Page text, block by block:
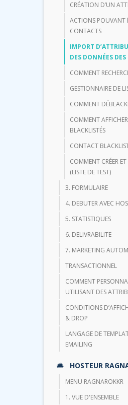
CRÉATION D’UN
ACTIONS POUVANT
CONTACTS
IMPORT
DES DONNÉES
COMMENT
GESTIONNAIRE DE
COMMENT
COMMENT
BLACKLISTÉS
CONTACT
COMMENT CRÉER ET
(LISTE DE TEST)
3. FORMULAIRE
4. DEBUTER AVEC
5. STATISTIQUES
6. DELIVRABILITE
7. MARKETING
TRANSACTIONNEL
COMMENT
UTILISANT DES
CONDITIONS
& DROP
LANGAGE DE
EMAILING
HOSTEUR
MENU RAGNAROKKR
1. VUE D'ENSEMBLE